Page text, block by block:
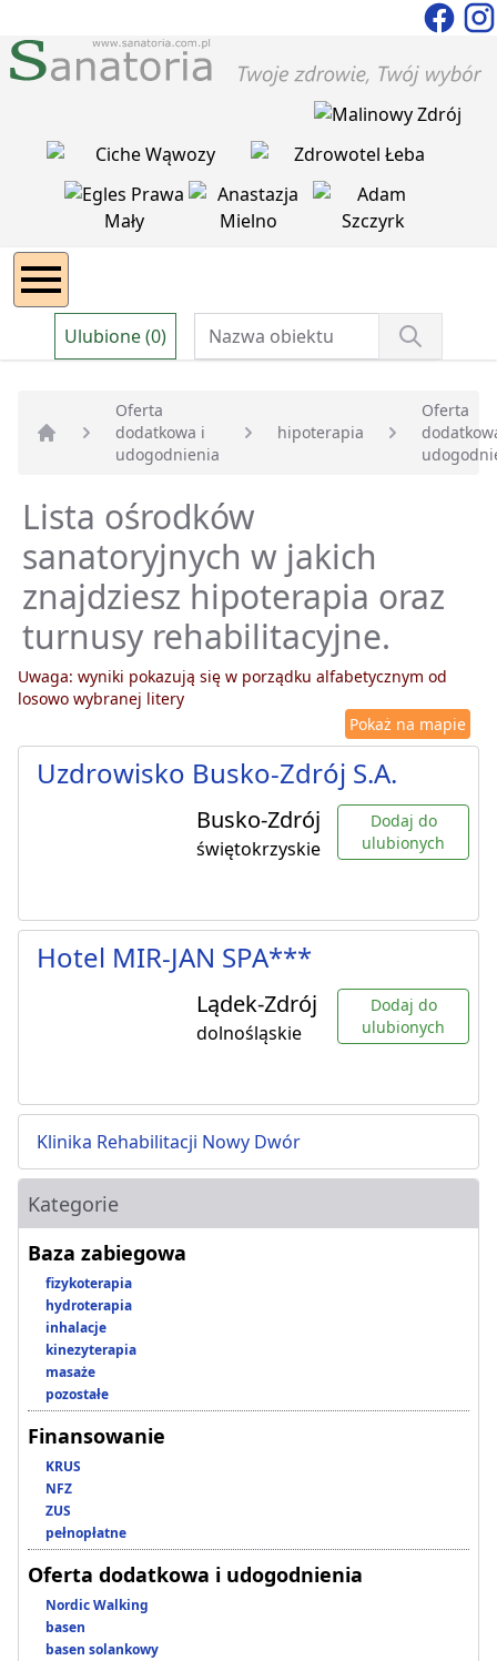
Ulubione (0)
Strona główna
Oferta
dodatkowa i
udogodnienia
hipoterapia
Oferta
Lista ośrodków
sanatoryjnych w jakich
znajdziesz hipoterapia oraz
turnusy rehabilitacyjne.
Uwaga: wyniki pokazują się w porządku alfabetycznym od
losowo wybranej litery
Pokaż na mapie
Uzdrowisko Busko-Zdrój S.A.
Busko-Zdrój
świętokrzyskie
Dodaj do
ulubionych
Hotel MIR-JAN SPA***
Lądek-Zdrój
dolnośląskie
Dodaj do
ulubionych
Klinika Rehabilitacji Nowy Dwór
Kategorie
Baza zabiegowa
fizykoterapia
hydroterapia
inhalacje
kinezyterapia
masaże
pozostałe
Finansowanie
KRUS
NFZ
ZUS
pełnopłatne
Oferta dodatkowa i udogodnienia
Nordic Walking
basen
basen solankowy